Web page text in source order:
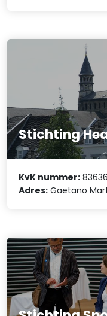
Stichting
KvK nummer:
Adres: Gaetano